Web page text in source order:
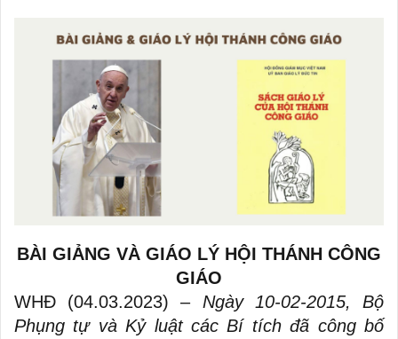
BÀI GIẢNG VÀ GIÁO LÝ HỘI THÁNH CÔNG
GIÁO
WHĐ (04.03.2023) – Ngày 10-02-2015, Bộ
Phụng tự và Kỷ luật các Bí tích đã công bố